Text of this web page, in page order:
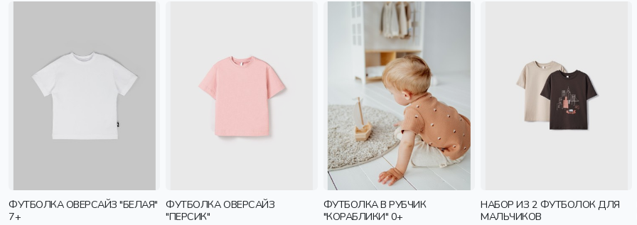
ФУТБОЛКА ОВЕРСАЙЗ "БЕЛАЯ"
7+
ФУТБОЛКА ОВЕРСАЙЗ
"ПЕРСИК"
ФУТБОЛКА В РУБЧИК
"КОРАБЛИКИ" 0+
НАБОР ИЗ 2 ФУТБОЛОК ДЛЯ
МАЛЬЧИКОВ